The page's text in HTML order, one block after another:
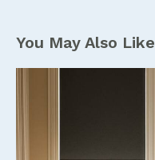
You May Also Like